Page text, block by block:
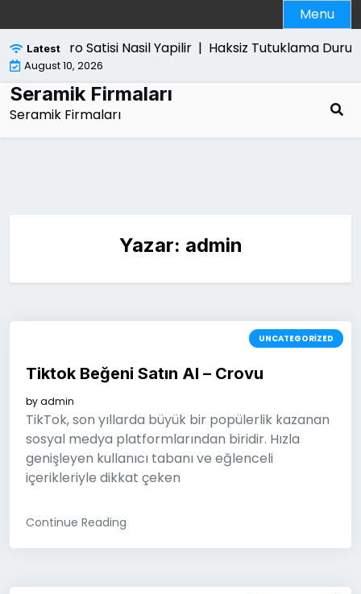
to
content
Menu
Latest
Ps5 Pro Satisi Nasil Yapilir | Haksiz Tutuklama
August 10, 2026
Seramik Firmaları
Seramik Firmaları
Yazar: admin
UNCATEGORIZED
Tiktok Beğeni Satın Al – Crovu
byadmin
TikTok, son yıllarda büyük bir popülerlik kazanan
sosyal medya platformlarından biridir. Hızla
genişleyen kullanıcı tabanı ve eğlenceli
içerikleriyle dikkat çeken
Continue Reading